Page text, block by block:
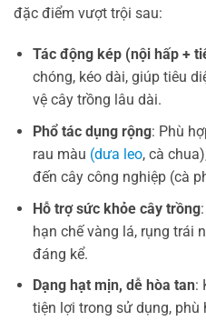
đặc điểm vượt trội sau:
Tác động kép (nội hấp +
chóng, kéo dài, giúp tiêu
vệ cây trồng lâu dài.
Phổ tác dụng rộng: Phù
rau màu (dưa leo, cà
đến cây công nghiệp (cà
Hỗ trợ sức khỏe cây trồng
hạn chế vàng lá, rụng trái
đáng kể.
Dạng hạt mịn, dễ hòa tan:
tiện lợi trong sử dụng,